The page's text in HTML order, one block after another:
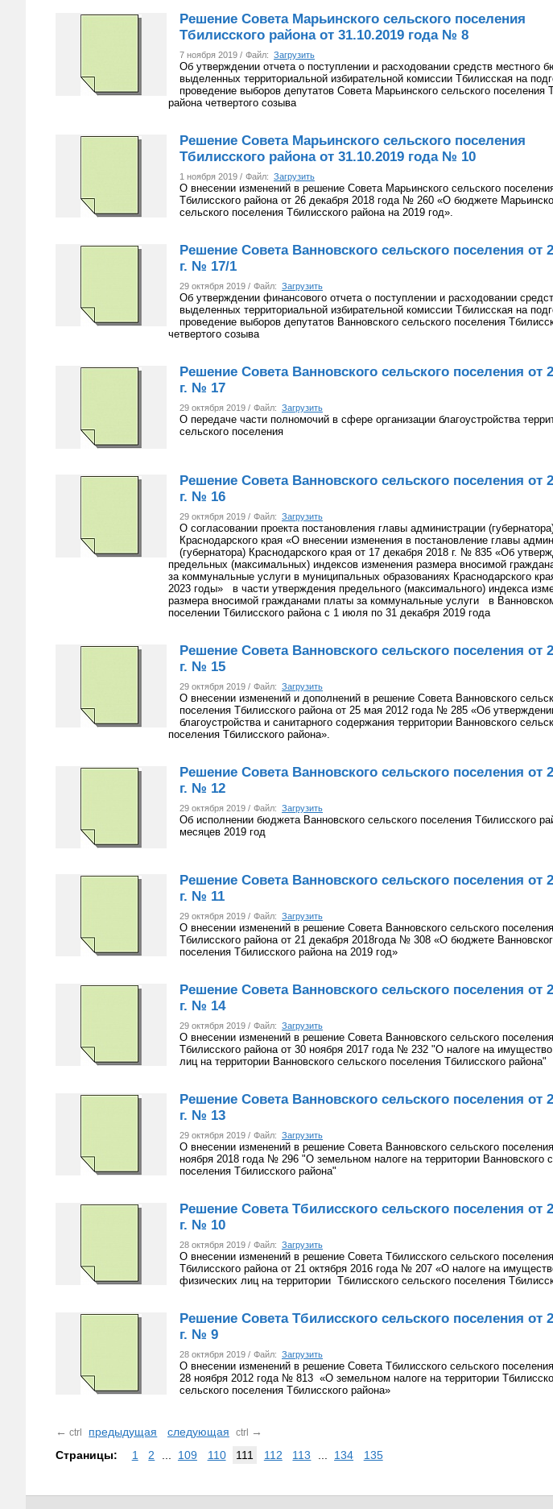
Решение Совета Марьинского сельского поселения
Тбилисского района от 31.10.2019 года № 8
7 ноября 2019 / Файл: Загрузить
Об утверждении отчета о поступлении и расходовании средств местного
выделенных территориальной избирательной комиссии Тбилисская на
проведение выборов депутатов Совета Марьинского сельского поселения
района четвертого созыва
Решение Совета Марьинского сельского поселения
Тбилисского района от 31.10.2019 года № 10
1 ноября 2019 / Файл: Загрузить
О внесении изменений в решение Совета Марьинского сельского
Тбилисского района от 26 декабря 2018 года № 260 «О бюджете
сельского поселения Тбилисского района на 2019 год».
Решение Совета Ванновского сельского поселения от
г. № 17/1
29 октября 2019 / Файл: Загрузить
Об утверждении финансового отчета о поступлении и расходовании
выделенных территориальной избирательной комиссии Тбилисская на
проведение выборов депутатов Ванновского сельского поселения
четвертого созыва
Решение Совета Ванновского сельского поселения от
г. № 17
29 октября 2019 / Файл: Загрузить
О передаче части полномочий в сфере организации благоустройства
сельского поселения
Решение Совета Ванновского сельского поселения от
г. № 16
29 октября 2019 / Файл: Загрузить
О согласовании проекта постановления главы администрации
Краснодарского края «О внесении изменения в постановление главы
(губернатора) Краснодарского края от 17 декабря 2018 г. № 835 «Об
предельных (максимальных) индексов изменения размера вносимой
за коммунальные услуги в муниципальных образованиях Краснодарского
2023 годы» в части утверждения предельного (максимального) индекса
размера вносимой гражданами платы за коммунальные услуги в
поселении Тбилисского района с 1 июля по 31 декабря 2019 года
Решение Совета Ванновского сельского поселения от
г. № 15
29 октября 2019 / Файл: Загрузить
О внесении изменений и дополнений в решение Совета Ванновского
поселения Тбилисского района от 25 мая 2012 года № 285 «Об
благоустройства и санитарного содержания территории Ванновского
поселения Тбилисского района».
Решение Совета Ванновского сельского поселения от
г. № 12
29 октября 2019 / Файл: Загрузить
Об исполнении бюджета Ванновского сельского поселения Тбилисского
месяцев 2019 год
Решение Совета Ванновского сельского поселения от
г. № 11
29 октября 2019 / Файл: Загрузить
О внесении изменений в решение Совета Ванновского сельского поселения
Тбилисского района от 21 декабря 2018года № 308 «О бюджете
поселения Тбилисского района на 2019 год»
Решение Совета Ванновского сельского поселения от
г. № 14
29 октября 2019 / Файл: Загрузить
О внесении изменений в решение Совета Ванновского сельского поселения
Тбилисского района от 30 ноября 2017 года № 232 "О налоге на
лиц на территории Ванновского сельского поселения Тбилисского района"
Решение Совета Ванновского сельского поселения от
г. № 13
29 октября 2019 / Файл: Загрузить
О внесении изменений в решение Совета Ванновского сельского
ноября 2018 года № 296 "О земельном налоге на территории Ванновского
поселения Тбилисского района"
Решение Совета Тбилисского сельского поселения от
г. № 10
28 октября 2019 / Файл: Загрузить
О внесении изменений в решение Совета Тбилисского сельского поселения
Тбилисского района от 21 октября 2016 года № 207 «О налоге на
физических лиц на территории Тбилисского сельского поселения
Решение Совета Тбилисского сельского поселения от
г. № 9
28 октября 2019 / Файл: Загрузить
О внесении изменений в решение Совета Тбилисского сельского
28 ноября 2012 года № 813 «О земельном налоге на территории
сельского поселения Тбилисского района»
← ctrl предыдущая следующая ctrl
→
Страницы:
1 2 109 110 111 112 113 134 135